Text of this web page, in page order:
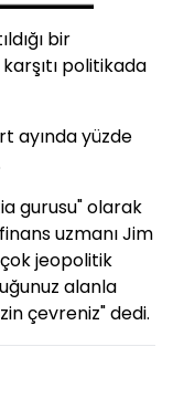
bir
politikada
ayında yüzde
gurusu" olarak
uzmanı Jim
jeopolitik
alanla
çevreniz" dedi.